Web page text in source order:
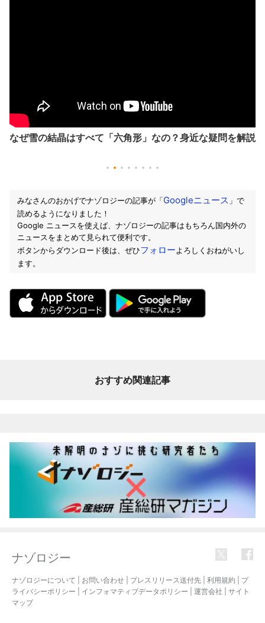
なぜ雪の結晶はすべて「六角形」なの？身近な疑問を解説
みなさんのおかげでナゾロジーの記事が「Googleニュース 」で
読めるようになりました！
Google ニュースを使えば、ナゾロジーの記事はもちろん国内外の
ニュースをまとめて見られて便利です。
ボタンからダウンロード後は、ぜひフォローよろしくおねがいし
ます。
おすすめ関連記事
ナゾロジー
ナゾロジーについて お問い合わせ プレスリリース送付先 利用規約
プ
ライバシーポリシー
インフォマティブデータポリシー 運営会社
サイト
マップ